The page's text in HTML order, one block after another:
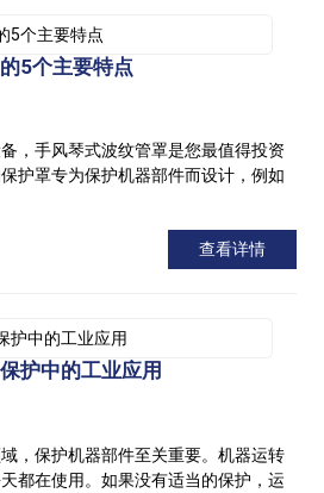
5个主要特点
，手风琴式波纹管罩是您最值得投资
护罩专为保护机器部件而设计，例如
查看详情
护中的工业应用
，保护机器部件至关重要。机器运转
都在使用。如果没有适当的保护，运